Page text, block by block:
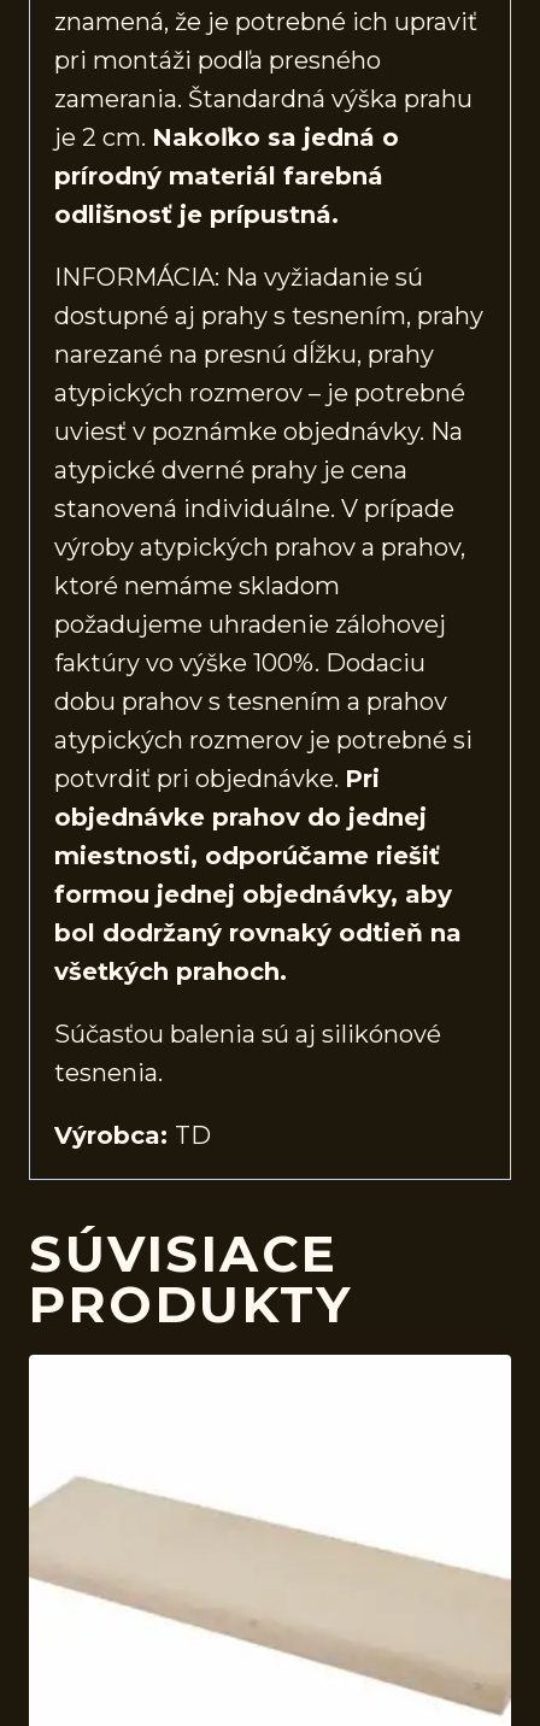
znamená, že je potrebné ich upraviť
pri montáži podľa presného
zamerania. Štandardná výška prahu
je 2 cm. Nakoľko sa jedná o
prírodný materiál farebná
odlišnosť je prípustná.
INFORMÁCIA: Na vyžiadanie sú
dostupné aj prahy s tesnením, prahy
narezané na presnú dĺžku, prahy
atypických rozmerov – je potrebné
uviesť v poznámke objednávky. Na
atypické dverné prahy je cena
stanovená individuálne. V prípade
výroby atypických prahov a prahov,
ktoré nemáme skladom
požadujeme uhradenie zálohovej
faktúry vo výške 100%. Dodaciu
dobu prahov s tesnením a prahov
atypických rozmerov je potrebné si
potvrdiť pri objednávke. Pri
objednávke prahov do jednej
miestnosti, odporúčame riešiť
formou jednej objednávky, aby
bol dodržaný rovnaký odtieň na
všetkých prahoch.
Súčasťou balenia sú aj silikónové
tesnenia.
Výrobca: TD
SÚVISIACE
PRODUKTY